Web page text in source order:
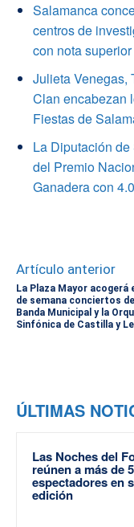
Salamanca
centros de
con nota superior
Julieta Venegas,
Clan encabezan
Fiestas de
La Diputación
del Premio
Ganadera con
Artículo anterior
La Plaza Mayor acogerá
de semana conciertos
Banda Municipal y la
Sinfónica de Castilla y
ÚLTIMAS
Las Noches del
reúnen a más de
espectadores en
edición